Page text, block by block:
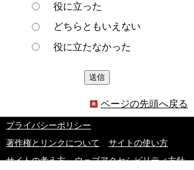
役に立った
どちらともいえない
役に立たなかった
ページの先頭へ戻る
プライバシーポリシー
著作権とリンクについて
サイトの使い方
サイトの考え方
ウェブアクセシビリティ方針